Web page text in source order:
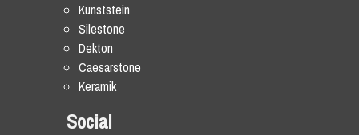
Kunststein
Silestone
Dekton
Caesarstone
Keramik
Social